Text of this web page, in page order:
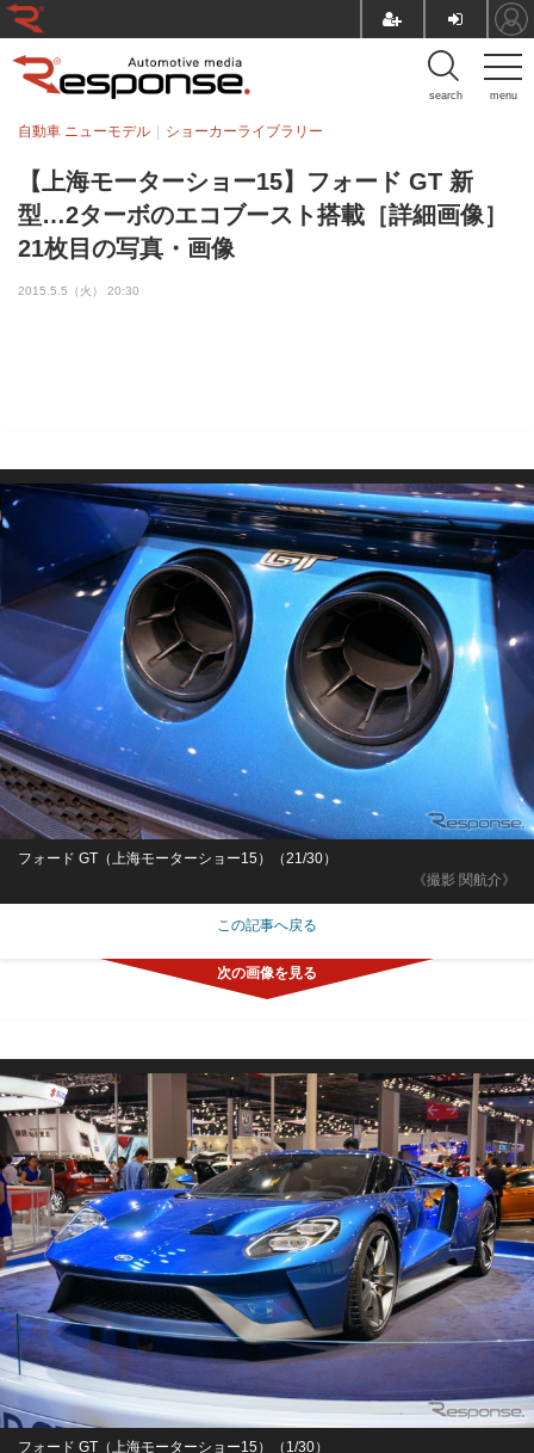
menu
search
【上海モーターショー15】フォード GT 新
型…2ターボのエコブースト搭載［詳細画像］
21枚目の写真・画像
自動車 ニューモデル ショーカーライブラリー
2015.5.5（火） 20:30
《撮影 関航介》
フォード GT（上海モーターショー15）（21/30）
この記事へ戻る
フォード GT（上海モーターショー15）（1/30）